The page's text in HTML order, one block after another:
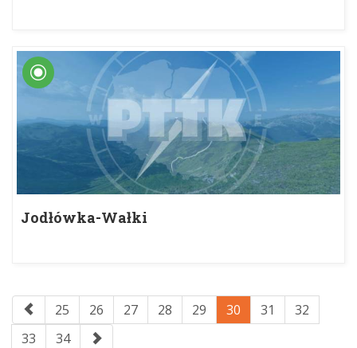
Jodłówka-Wałki
25 26 27 28 29 30 31
32
33
34